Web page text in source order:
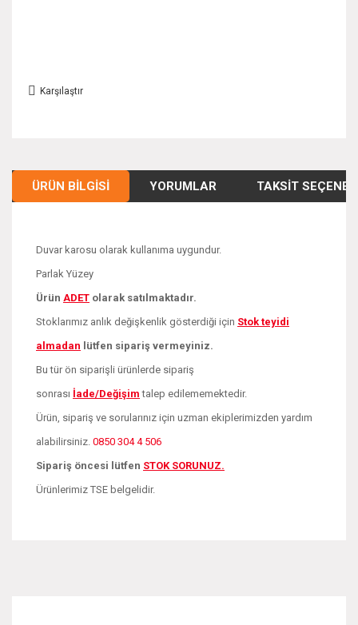
Karşılaştır
ÜRÜN BILGISI YORUMLAR TAKSIT
Duvar karosu olarak kullanıma uygundur.
Parlak Yüzey
Ürün ADET olarak satılmaktadır.
Stoklarımız anlık değişkenlik gösterdiği için Stok teyidi
almadan lütfen sipariş vermeyiniz.
Bu tür ön siparişli ürünlerde sipariş
sonrası İade/Değişim talep edilememektedir.
Ürün, sipariş ve sorularınız için uzman ekiplerimizden yardım
alabilirsiniz. 0850 304 4 506
Sipariş öncesi lütfen STOK SORUNUZ.
Ürünlerimiz TSE belgelidir.